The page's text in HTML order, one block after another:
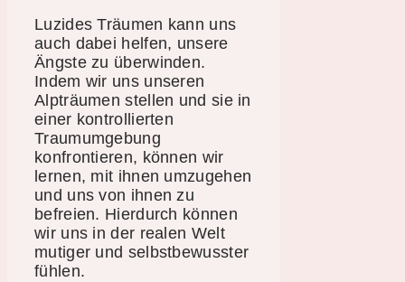
Luzides Träumen kann uns
auch dabei helfen, unsere
Ängste zu überwinden.
Indem wir uns unseren
Alpträumen stellen und sie in
einer kontrollierten
Traumumgebung
konfrontieren, können wir
lernen, mit ihnen umzugehen
und uns von ihnen zu
befreien. Hierdurch können
wir uns in der realen Welt
mutiger und selbstbewusster
fühlen.